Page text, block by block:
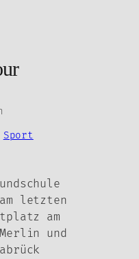
Sport
letzten
am
und